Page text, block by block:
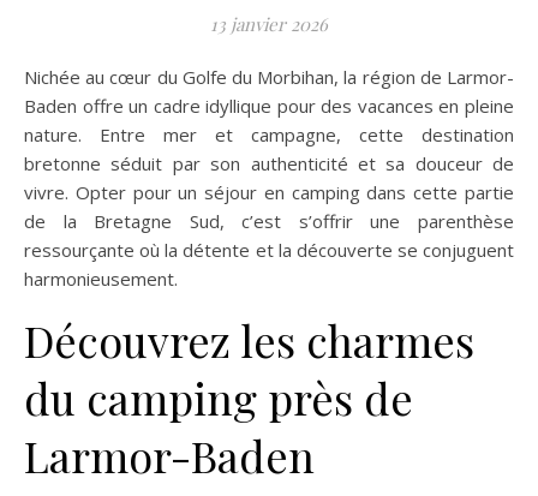
13 janvier 2026
Nichée au cœur du Golfe du Morbihan, la région de Larmor-
Baden offre un cadre idyllique pour des vacances en pleine
nature. Entre mer et campagne, cette destination
bretonne séduit par son authenticité et sa douceur de
vivre. Opter pour un séjour en camping dans cette partie
de la Bretagne Sud, c’est s’offrir une parenthèse
ressourçante où la détente et la découverte se conjuguent
harmonieusement.
Découvrez les charmes
du camping près de
Larmor-Baden